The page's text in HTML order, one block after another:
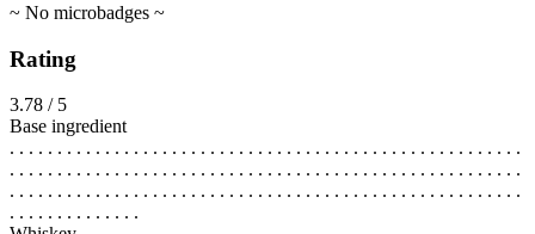
~ No microbadges ~
Rating
3.78 / 5
Base ingredient
. . . . . . . . . . . . . . . . . . . . . . . . . . . . . . . . . . . . . . . . . . . . . . . . . . . . . .
. . . . . . . . . . . . . . . . . . . . . . . . . . . . . . . . . . . . . . . . . . . . . . . . . . . . . .
. . . . . . . . . . . . . . . . . . . . . . . . . . . . . . . . . . . . . . . . . . . . . . . . . . . . . .
. . . . . . . . . . . . . .